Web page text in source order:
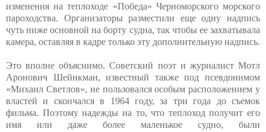
изменения на теплоходе «Победа» Черноморского морского
пароходства. Организаторы разместили еще одну надпись
чуть ниже основной на борту судна, так чтобы ее захватывала
камера, оставляя в кадре только эту дополнительную надпись.
Это вполне объяснимо. Советский поэт и журналист Мотл
Аронович Шейнкман, известный также под псевдонимом
«Михаил Светлов», не пользовался особым расположением у
властей и скончался в 1964 году, за три года до съемок
фильма. Поэтому надежды на то, что теплоход получит его
имя или даже более маленькое судно, были